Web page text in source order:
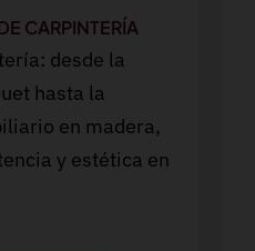
CARPINTERÍA
desde la
hasta la
en madera,
y estética en